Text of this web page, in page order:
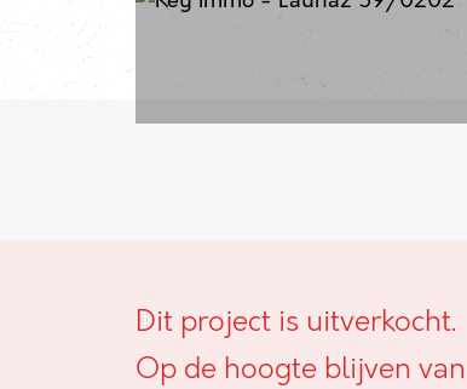
Dit project is uitverkocht.
Op de hoogte blijven